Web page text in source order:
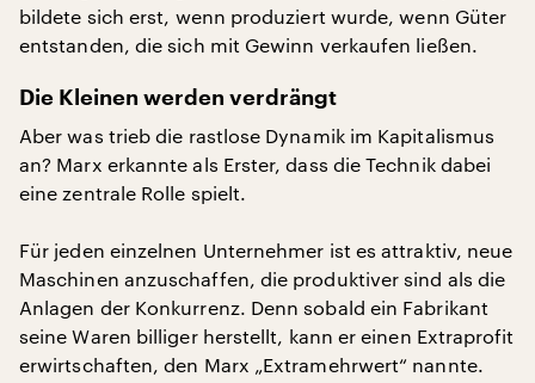
bildete sich erst, wenn produziert wurde, wenn Güter
entstanden, die sich mit Gewinn verkaufen ließen.
Die Kleinen werden verdrängt
Aber was trieb die rastlose Dynamik im Kapitalismus
an? Marx erkannte als Erster, dass die Technik dabei
eine zentrale Rolle spielt.
Für jeden einzelnen Unternehmer ist es attraktiv, neue
Maschinen anzuschaffen, die produktiver sind als die
Anlagen der Konkurrenz. Denn sobald ein Fabrikant
seine Waren billiger herstellt, kann er einen Extraprofit
erwirtschaften, den Marx „Extramehrwert“ nannte.